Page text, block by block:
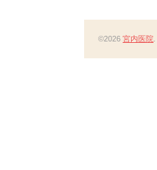
©2026 宮内医院